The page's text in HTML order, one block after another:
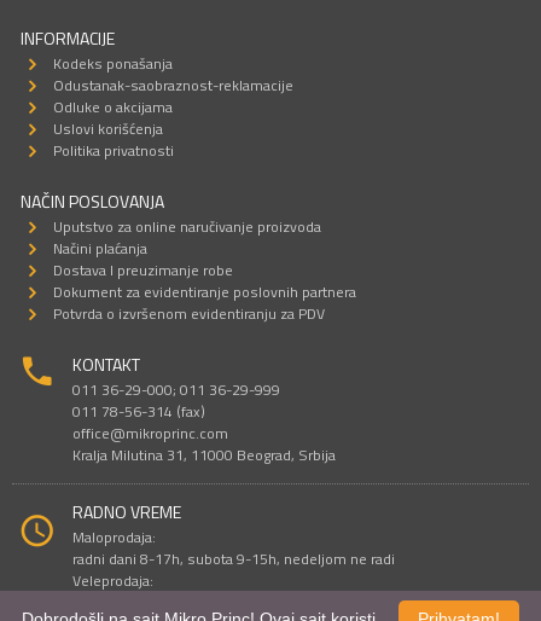
INFORMACIJE
Kodeks ponašanja
Odustanak-saobraznost-reklamacije
Odluke o akcijama
Uslovi korišćenja
Politika privatnosti
NAČIN POSLOVANJA
Uputstvo za online naručivanje proizvoda
Načini plaćanja
Dostava I preuzimanje robe
Dokument za evidentiranje poslovnih partnera
Potvrda o izvršenom evidentiranju za PDV
KONTAKT
011 36-29-000; 011 36-29-999
011 78-56-314 (fax)
office@mikroprinc.com
Kralja Milutina 31, 11000 Beograd, Srbija
RADNO VREME
Maloprodaja:
radni dani 8-17h, subota 9-15h, nedeljom ne radi
Veleprodaja: